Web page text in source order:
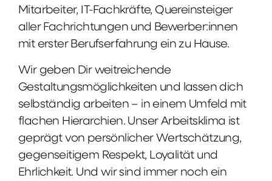
Mitarbeiter, IT-Fachkräfte, Quereinsteiger
aller Fachrichtungen und Bewerber:innen
mit erster Berufserfahrung ein zu Hause.
Wir geben Dir weitreichende
Gestaltungsmöglichkeiten und lassen dich
selbständig arbeiten – in einem Umfeld mit
flachen Hierarchien. Unser Arbeitsklima ist
geprägt von persönlicher Wertschätzung,
gegenseitigem Respekt, Loyalität und
Ehrlichkeit. Und wir sind immer noch ein